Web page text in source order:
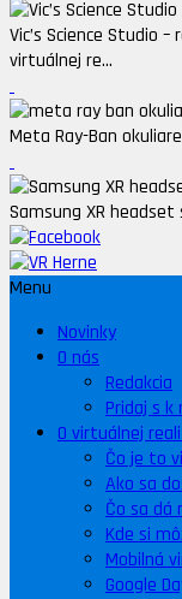
Vic’s Science Studio
virtuálnej re...
Meta Ray-Ban
Samsung XR
Menu
Novinky
O nás
Redakcia
Pridaj s k
O virtuálnej
Čo je to
Ako sa
Čo sa
Kde si
Mobilná
Google